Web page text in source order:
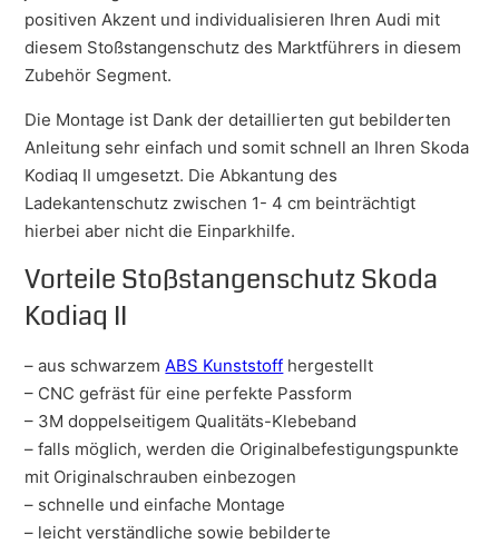
positiven Akzent und individualisieren Ihren Audi mit
diesem Stoßstangenschutz des Marktführers in diesem
Zubehör Segment.
Die Montage ist Dank der detaillierten gut bebilderten
Anleitung sehr einfach und somit schnell an Ihren Skoda
Kodiaq II umgesetzt. Die Abkantung des
Ladekantenschutz zwischen 1- 4 cm beinträchtigt
hierbei aber nicht die Einparkhilfe.
Vorteile Stoßstangenschutz Skoda
Kodiaq II
– aus schwarzem ABS Kunststoff hergestellt
– CNC gefräst für eine perfekte Passform
– 3M doppelseitigem Qualitäts-Klebeband
– falls möglich, werden die Originalbefestigungspunkte
mit Originalschrauben einbezogen
– schnelle und einfache Montage
– leicht verständliche sowie bebilderte